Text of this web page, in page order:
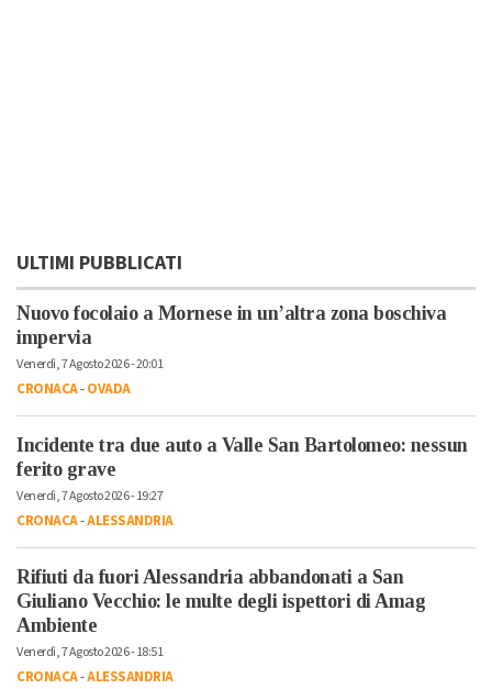
ULTIMI PUBBLICATI
Nuovo focolaio a Mornese in un’altra zona boschiva
impervia
Venerdì, 7 Agosto 2026 - 20:01
CRONACA-OVADA
Incidente tra due auto a Valle San Bartolomeo: nessun
ferito grave
Venerdì, 7 Agosto 2026 - 19:27
CRONACA-ALESSANDRIA
Rifiuti da fuori Alessandria abbandonati a San
Giuliano Vecchio: le multe degli ispettori di Amag
Ambiente
Venerdì, 7 Agosto 2026 - 18:51
CRONACA-ALESSANDRIA